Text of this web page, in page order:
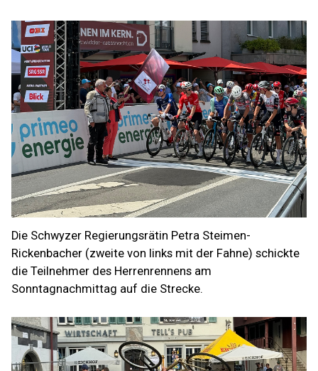
Die Schwyzer Regierungsrätin Petra Steimen-
Rickenbacher (zweite von links mit der Fahne) schickte
die Teilnehmer des Herrenrennens am
Sonntagnachmittag auf die Strecke.